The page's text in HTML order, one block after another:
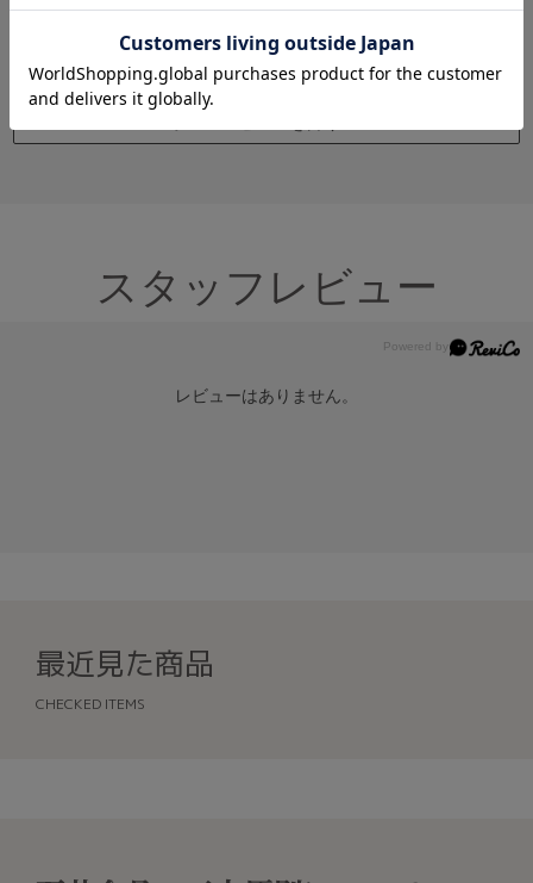
スタッフレビュー
レビューはありません。
最近見た商品
CHECKED ITEMS